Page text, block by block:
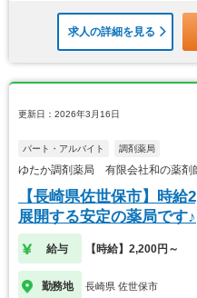
求人の詳細を見る
更新日：2026年3月16日
パート・アルバイト 調剤薬局
ゆたか調剤薬局 有限会社和の薬剤
【長崎県佐世保市】時
展開する安定の薬局です♪
給与 【時給】2,200円～
勤務地 長崎県 佐世保市